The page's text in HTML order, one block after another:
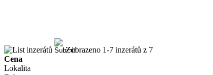
Zobrazeno 1-7 inzerátů z 7
Cena
Lokalita